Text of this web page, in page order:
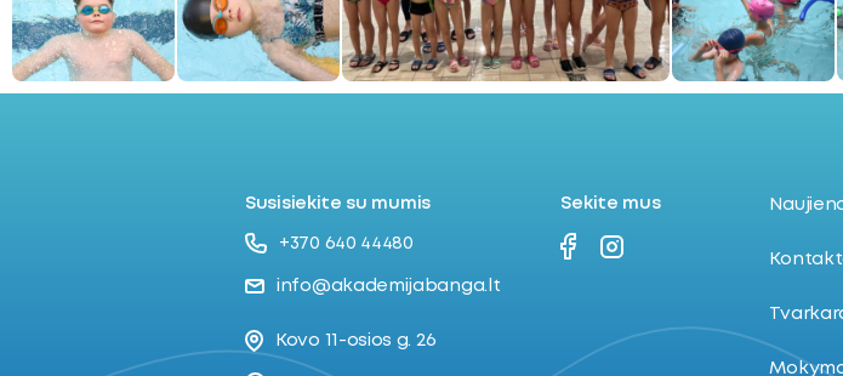
Susisiekite su mumis
+370 640 44480
info@akademijabanga.lt
Kovo 11-osios g. 26
Sekite mus